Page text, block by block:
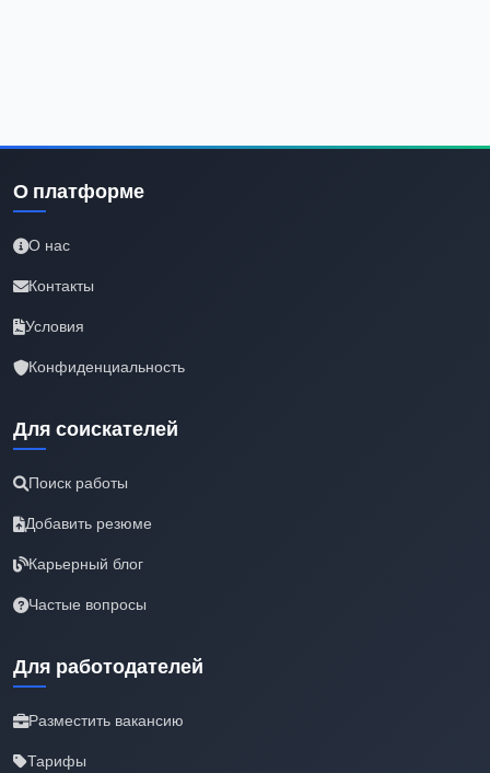
О платформе
О нас
Контакты
Условия
Конфиденциальность
Для соискателей
Поиск работы
Добавить резюме
Карьерный блог
Частые вопросы
Для работодателей
Разместить вакансию
Тарифы